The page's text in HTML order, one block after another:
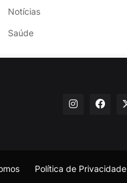
Notícias
Saúde
Política de Privacidade